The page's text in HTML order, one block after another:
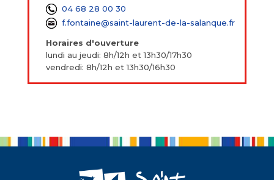
04 68 28 00 30
f.fontaine@saint-laurent-de-la-salanque.fr
Horaires d'ouverture
lundi au jeudi: 8h/12h et 13h30/17h30
vendredi: 8h/12h et 13h30/16h30